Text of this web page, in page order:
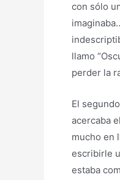
con sólo
llamo
perder la
El
acercaba
mucho en
escribirle
estaba